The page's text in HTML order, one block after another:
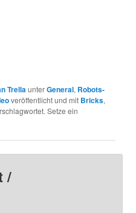
TrellaunterGeneral, Robots-
veröffentlicht und mit Bricks,
Setze ein
/